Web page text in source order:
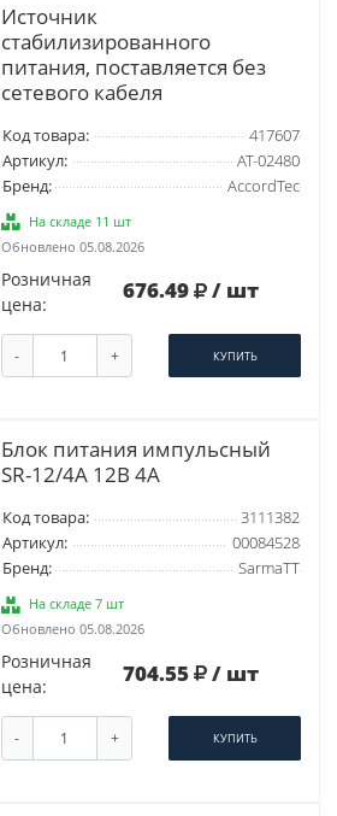
Источник
стабилизированного
питания, поставляется без
сетевого кабеля
Код товара:
417607
Артикул:
AT-02480
Бренд:
AccordTec
На складе 11 шт
Обновлено 05.08.2026
Розничная
цена:
676.49 / шт
- + КУПИТЬ
Блок питания импульсный
SR-12/4A 12В 4А
Код товара:
3111382
Артикул:
00084528
Бренд:
SarmaTT
На складе 7 шт
Обновлено 05.08.2026
Розничная
цена:
704.55 / шт
- + КУПИТЬ